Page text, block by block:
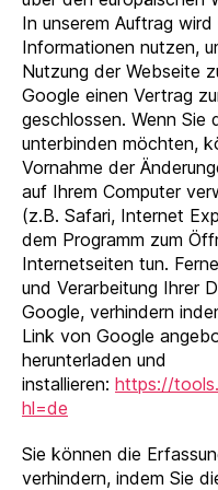
In unserem Auftrag
Informationen nutzen,
Nutzung der Webseite
Google einen Vertrag
geschlossen. Wenn Sie
unterbinden möchten,
Vornahme der
auf Ihrem Computer
(z.B. Safari, Internet
dem Programm zum
Internetseiten tun.
und Verarbeitung Ihrer
Google, verhindern
Link von Google
herunterladen und
installieren: https://
hl=de
Sie können die
verhindern, indem Sie